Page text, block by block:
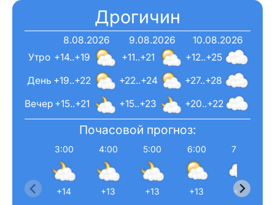
Редакция "ДВ"
Контакты
Правила использования материалов
Электронные обращения
Дрогичин
8.08.2026
+14..+19
+19..+22
+15..+21
9.08.2026
+11..+21
+22..+24
+15..+23
10.08.2026
+12..+25
+27..+28
+20..+22
Вечер
День
Утро
Почасовой прогноз:
3:00
+14
4:00
+13
5:00
+13
6:00
+13
7:00
+14